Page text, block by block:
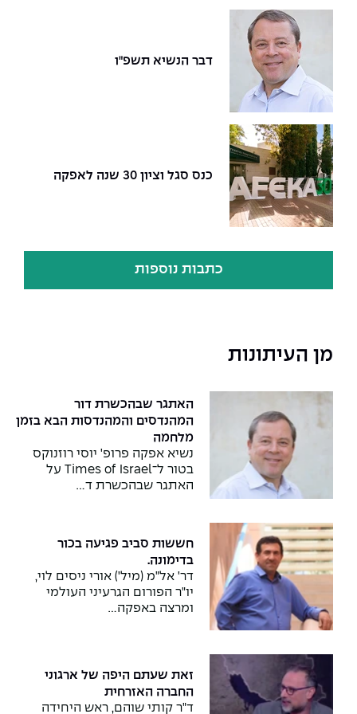
דבר הנשיא תשפ"ו
כנס סגל וציון 30 שנה לאפקה
כתבות נוספות
מן העיתונות
האתגר שבהכשרת דור
המהנדסים והמהנדסות הבא בזמן
מלחמה
נשיא אפקה פרופ' יוסי רוזנוקס
בטור ל־Times of Israel על
האתגר שבהכשרת ד…
חששות סביב פגיעה בכור
בדימונה.
דר' אל"מ (מיל') אורי ניסים לוי,
יו"ר הפורום הגרעיני העולמי
ומרצה באפקה…
זאת שעתם היפה של ארגוני
החברה האזרחית
ד"ר קותי שוהם, ראש היחידה
אווירה נפיצה במתקני חשמל ומכשור
קורס ניהול פרויקטים בשילוב AI
קורסים מקצועיים מותאמים לארגונים
לכל הקורסים
סמסטר ראשון בתיכון
חנות החדשנות והיזמות